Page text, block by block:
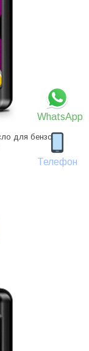
WhatsApp
Телефон
для бензо и